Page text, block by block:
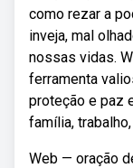
como rezar a
inveja, mal
nossas vidas.
ferramenta
proteção e paz
família,
Web — oração